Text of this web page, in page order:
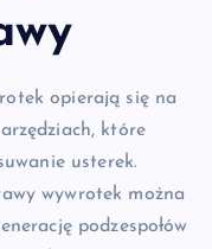
opierają się na
które
usterek.
wywrotek można
podzespołów